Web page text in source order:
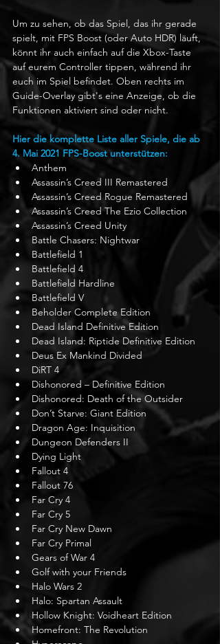
Um zu sehen, ob das Spiel, das ihr gerade
spielt, mit FPS Boost (oder Auto HDR) läuft,
könnt ihr auch einfach auf die Xbox-Taste
auf eurem Controller tippen, während ihr
euch im Spiel befindet. Oben rechts im
Guide-Overlay gibt's eine Anzeige, ob die
Funktionen aktiviert sind oder nicht.
Hier die komplette Liste aller Spiele, die ab
4. Mai 2021 FPS-Boost unterstützen:
Anthem
Assassin’s Creed III Remastered
Assassin’s Creed Rogue Remastered
Assassin’s Creed The Ezio Collection
Assassin’s Creed Unity
Battle Chasers: Nightwar
Battlefield 1
Battlefield 4
Battlefield Hardline
Battlefield V
Beholder Complete Edition
Dead Island Definitive Edition
Dead Island: Riptide Definitive Edition
Deus Ex Mankind Divided
DiRT 4
Dishonored – Definitive Edition
Dishonored: Death of the Outsider
Don’t Starve: Giant Edition
Dragon Age: Inquisition
Dungeon Defenders II
Dying Light
Fallout 4
Fallout 76
Far Cry 4
Far Cry 5
Far Cry New Dawn
Far Cry Primal
Gears of War 4
Golf with your Friends
Halo Wars 2
Halo: Spartan Assault
Hollow Knight: Voidheart Edition
Homefront: The Revolution